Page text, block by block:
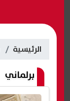
الرئيسية
برلماني